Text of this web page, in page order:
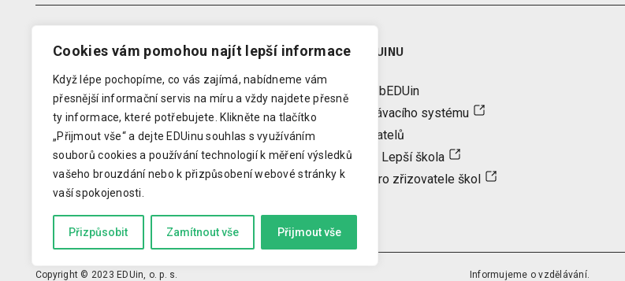
Cookies vám pomohou najít lepší informace
Když lépe pochopíme, co vás zajímá, nabídneme vám
přesnější informační servis na míru a vždy najdete přesně
ty informace, které potřebujete.
Klikněte na tlačítko
„Přijmout vše“ a dejte EDUinu souhlas s využíváním
souborů cookies a používání technologií k měření výsledků
vašeho brouzdání nebo k přizpůsobení webové stránky k
vaší spokojenosti.
Přizpůsobit Zamítnout vše Přijmout vše
EDUIN
Domovská stránka
Kontakty pro média
Analýzy
O EDUinu
Podporuju vzdělávání
Zásady OOU
RODINA EDUINU
Newsletter bEDUin
Audit vzdělávacího systému
Klub zřizovatelů
Konference Lepší škola
Průvodce pro zřizovatele škol
Copyright © 2023 EDUin, o. p. s. Informujeme o vzdělávání.